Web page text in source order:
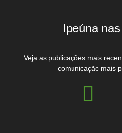
Ipeúna
Veja as publicações mais
comunicação mais